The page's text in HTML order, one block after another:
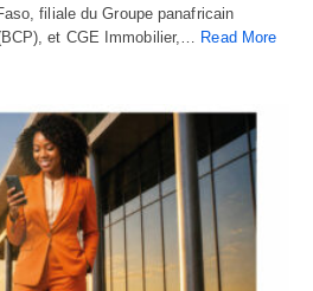
filiale du Groupe panafricain
et CGE Immobilier,… Read More